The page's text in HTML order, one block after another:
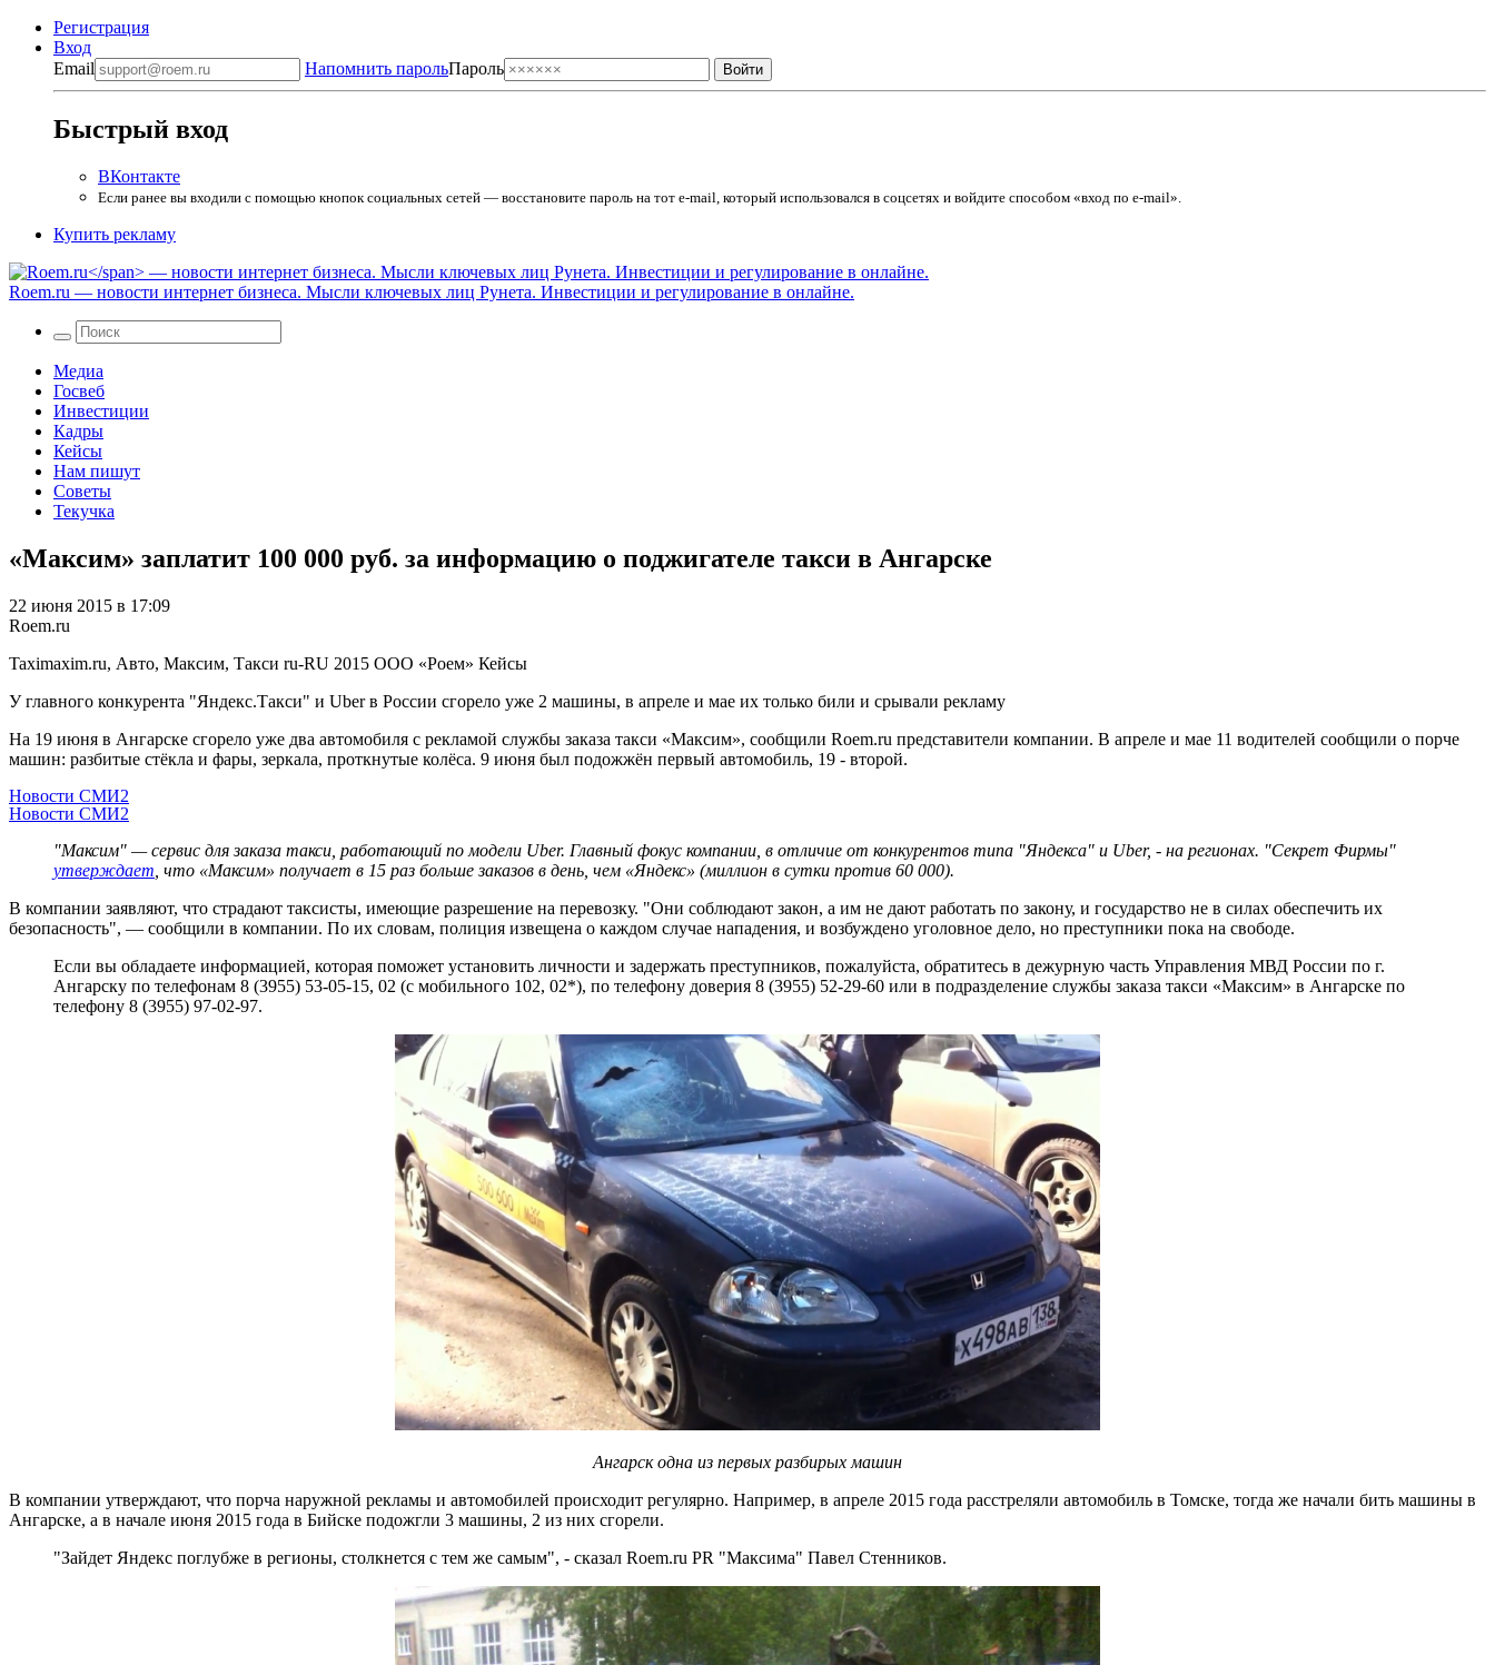
Регистрация
Вход
Email
Напомнить парольПароль
Быстрый вход
ВКонтакте
Если ранее вы входили с помощью кнопок социальных сетей — восстановите пароль на тот e-mail, который использовался в соцсетях и войдите способом «вход по e-mail».
Купить рекламу
Roem.ru — новости интернет бизнеса. Мысли ключевых лиц Рунета. Инвестиции и регулирование в онлайне.
Медиа
Госвеб
Инвестиции
Кадры
Кейсы
Нам пишут
Советы
Текучка
«Максим» заплатит 100 000 руб. за информацию о поджигателе такси в Ангарске
22 июня 2015 в 17:09
Roem.ru
Taximaxim.ru, Авто, Максим, Такси ru-RU 2015 ООО «Роем» Кейсы
У главного конкурента "Яндекс.Такси" и Uber в России сгорело уже 2 машины, в апреле и мае их только били и срывали рекламу
На 19 июня в Ангарске сгорело уже два автомобиля с рекламой службы заказа такси «Максим», сообщили Roem.ru представители компании. В апреле и мае 11 водителей сообщили о порче
машин: разбитые стёкла и фары, зеркала, проткнутые колёса. 9 июня был подожжён первый автомобиль, 19 - второй.
Новости СМИ2
Новости СМИ2
"Максим" — сервис для заказа такси, работающий по модели Uber. Главный фокус компании, в отличие от конкурентов типа "Яндекса" и Uber, - на регионах. "Секрет Фирмы"
утверждает , что «Максим» получает в 15 раз больше заказов в день, чем «Яндекс» (миллион в сутки против 60 000).
В компании заявляют, что страдают таксисты, имеющие разрешение на перевозку. "Они соблюдают закон, а им не дают работать по закону, и государство не в силах обеспечить их
безопасность", — сообщили в компании. По их словам, полиция извещена о каждом случае нападения, и возбуждено уголовное дело, но преступники пока на свободе.
Если вы обладаете информацией, которая поможет установить личности и задержать преступников, пожалуйста, обратитесь в дежурную часть Управления МВД России по г.
Ангарску по телефонам 8 (3955) 53-05-15, 02 (с мобильного 102, 02*), по телефону доверия 8 (3955) 52-29-60 или в подразделение службы заказа такси «Максим» в Ангарске по
телефону 8 (3955) 97-02-97.
Ангарск одна из первых разбирых машин
В компании утверждают, что порча наружной рекламы и автомобилей происходит регулярно. Например, в апреле 2015 года расстреляли автомобиль в Томске, тогда же начали бить машины в
Ангарске, а в начале июня 2015 года в Бийске подожгли 3 машины, 2 из них сгорели.
"Зайдет Яндекс поглубже в регионы, столкнется с тем же самым", - сказал Roem.ru PR "Максима" Павел Стенников.